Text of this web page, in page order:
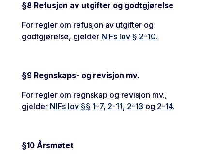
§8 Refusjon av utgifter og godtgjørelse
For regler om refusjon av utgifter og
godtgjørelse, gjelder NIFs lov § 2-10.
§9 Regnskaps- og revisjon mv.
For regler om regnskap og revisjon mv.,
gjelder NIFs lov §§ 1-7, 2-11, 2-13 og 2-14.
§10 Årsmøtet